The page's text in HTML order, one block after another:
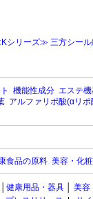
シリーズ≫ 三方シール
機能性成分 エステ
アルファリポ酸(αリポ
食品の原料 美容・化
健康用品・器具 美容